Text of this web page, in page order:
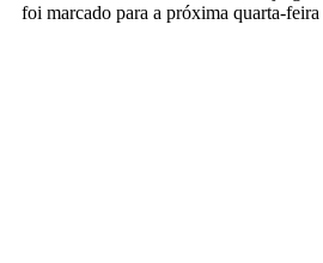
foi marcado para a próxima quarta-